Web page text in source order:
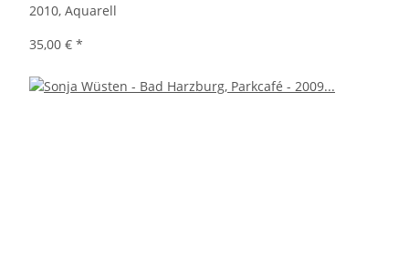
2010, Aquarell
35,00 € *